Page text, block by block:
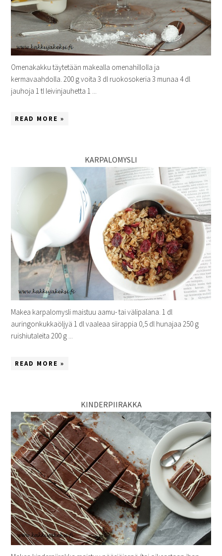
Omenakakku täytetään makealla omenahillolla ja
kermavaahdolla. 200 g voita 3 dl ruokosokeria 3 munaa 4 dl
jauhoja 1 tl leivinjauhetta 1 ...
READ MORE »
KARPALOMYSLI
Makea karpalomysli maistuu aamu- tai välipalana. 1 dl
auringonkukkaöljyä 1 dl vaaleaa siirappia 0,5 dl hunajaa 250 g
ruishiutaleita 200 g ...
READ MORE »
KINDERPIIRAKKA